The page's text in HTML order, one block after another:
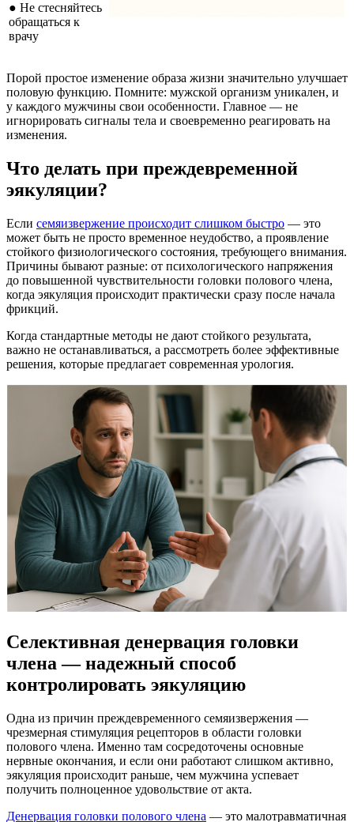
● Не стесняйтесь
обращаться к
врачу
Порой простое изменение образа жизни значительно улучшает
половую функцию. Помните: мужской организм уникален, и
у каждого мужчины свои особенности. Главное — не
игнорировать сигналы тела и своевременно реагировать на
изменения.
Что делать при преждевременной
эякуляции?
Если семяизвержение происходит слишком быстро — это
может быть не просто временное неудобство, а проявление
стойкого физиологического состояния, требующего внимания.
Причины бывают разные: от психологического напряжения
до повышенной чувствительности головки полового члена,
когда эякуляция происходит практически сразу после начала
фрикций.
Когда стандартные методы не дают стойкого результата,
важно не останавливаться, а рассмотреть более эффективные
решения, которые предлагает современная урология.
Селективная денервация головки
члена — надежный способ
контролировать эякуляцию
Одна из причин преждевременного семяизвержения —
чрезмерная стимуляция рецепторов в области головки
полового члена. Именно там сосредоточены основные
нервные окончания, и если они работают слишком активно,
эякуляция происходит раньше, чем мужчина успевает
получить полноценное удовольствие от акта.
Денервация головки полового члена — это малотравматичная